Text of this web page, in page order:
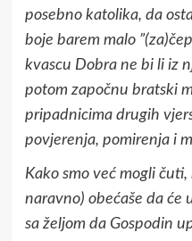
posebno katolika, da
boje barem malo
kvascu Dobra ne bi li iz
potom započnu bratski
pripadnicima drugih
povjerenja, pomirenja i
Kako smo već mogli
naravno) obećaše da će
sa željom da Gospodin